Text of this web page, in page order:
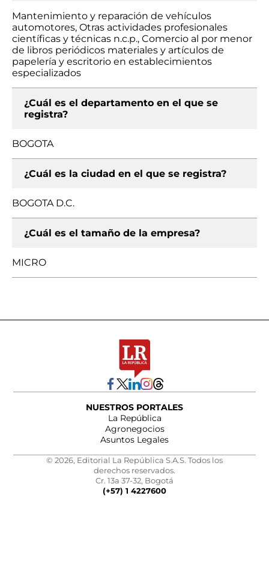
Mantenimiento y reparación de vehículos
automotores, Otras actividades profesionales
científicas y técnicas n.c.p., Comercio al por menor
de libros periódicos materiales y artículos de
papelería y escritorio en establecimientos
especializados
¿Cuál es el departamento en el que se
registra?
BOGOTA
¿Cuál es la ciudad en el que se registra?
BOGOTA D.C.
¿Cuál es el tamaño de la empresa?
MICRO
NUESTROS PORTALES
La República
Agronegocios
Asuntos Legales
© 2026, Editorial La República S.A.S. Todos los
derechos reservados.
Cr. 13a 37-32, Bogotá
(+57) 1 4227600